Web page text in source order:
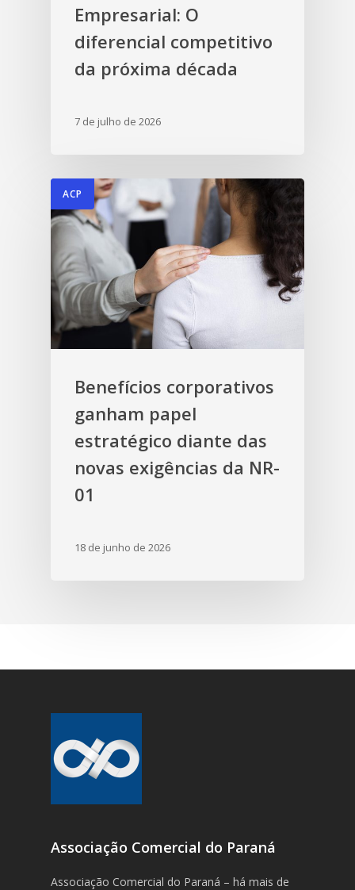
Empresarial: O
diferencial competitivo
da próxima década
7 de julho de 2026
ACP
Benefícios corporativos
ganham papel
estratégico diante das
novas exigências da NR-
01
18 de junho de 2026
Associação Comercial do Paraná
Associação Comercial do Paraná – há mais de